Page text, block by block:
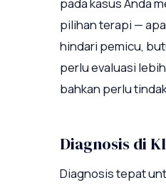
pilihan terapi —
hindari pemicu,
perlu evaluasi
bahkan perlu
Diagnosis di
Diagnosis tepat